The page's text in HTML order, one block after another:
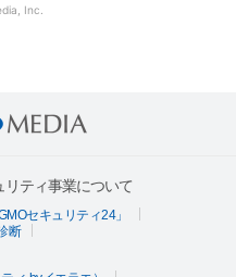
Inc.
ティ事業について
セキュリティ24」
断